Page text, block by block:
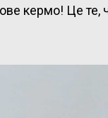
кермо! Це те,